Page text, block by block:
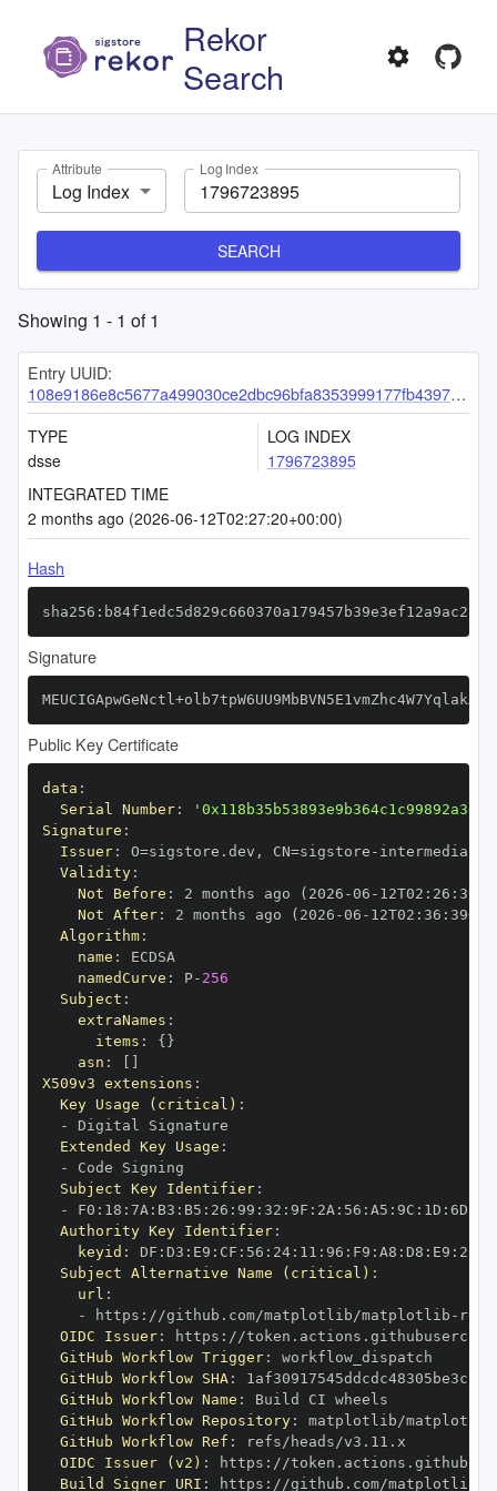
Rekor
Search
Attribute
Log Index
Log Index
SEARCH
Showing 1 - 1 of1
Entry UUID:
108e9186e8c5677a499030ce2dbc96bfa8353999177fb4397841b541eec935574a2ea68d29b178bd
TYPE
dsse
LOG INDEX
1796723895
INTEGRATED TIME
2 months ago (2026-06-12T02:27:20+00:00)
Hash
Signature
Public Key Certificate
data :
Serial Number:
Signature :
Issuer: O=sigstore.dev , CN=sigstore -
Validity:
Not Before : 2 months ago (2026 -06 - 12T02 : 26 :
Not After: 2 months ago (2026 -06 - 12T02 : 36 : 39+00
Algorithm:
name :
namedCurve : P- 256
Subject :
extraNames :
items : { }
asn :
X509v3 extensions :
Key Usage (critical) :
-
Extended Key Usage :
-
Subject Key Identifier:
-
F0 : 18 : 7A : B3 : B5 : 26 : 99 : 32 : 9F : 2A : 56 : A5 : 9C : 1D : 6D
Authority Key Identifier:
keyid : DF : D3 : E9 : CF : 56 : 24: 11 : 96 : F9 : A8 : D8 : E9 : 28
Subject Alternative Name (critical) :
url :
-
https : //github.com/matplotlib/matplotlib -
OIDC Issuer: https :
GitHub Workflow Trigger:
GitHub Workflow SHA:
GitHub Workflow Name :
GitHub Workflow Repository: matplotlib/matplotlib
GitHub Workflow Ref :
OIDC Issuer (v2) : https :
Build Signer URI : https : //github.com/matplotlib/